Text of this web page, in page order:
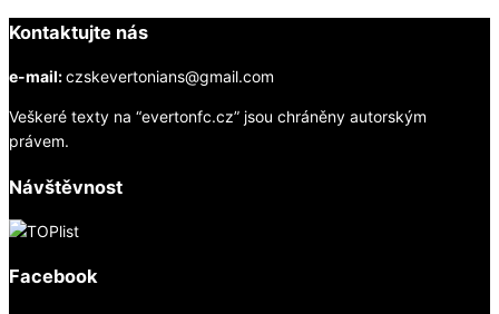
Kontaktujte nás
e-mail:czskevertonians@gmail.com
Veškeré texty na “evertonfc.cz” jsou chráněny autorským
právem.
Návštěvnost
Facebook